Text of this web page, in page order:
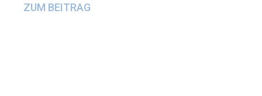
ZUM BEITRAG